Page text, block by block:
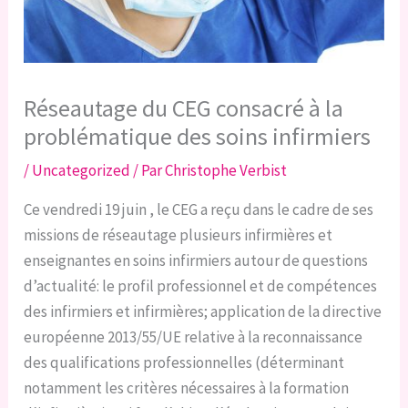
Réseautage du CEG consacré à la
problématique des soins infirmiers
/Uncategorized / ParChristophe Verbist
Ce vendredi 19 juin , le CEG a reçu dans le cadre de ses
missions de réseautage plusieurs infirmières et
enseignantes en soins infirmiers autour de questions
d’actualité: le profil professionnel et de compétences
des infirmiers et infirmières; application de la directive
européenne 2013/55/UE relative à la reconnaissance
des qualifications professionnelles (déterminant
notamment les critères nécessaires à la formation